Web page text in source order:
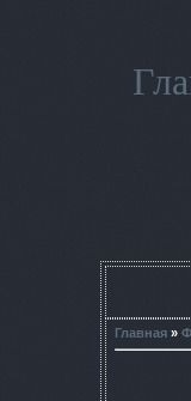
Главная »